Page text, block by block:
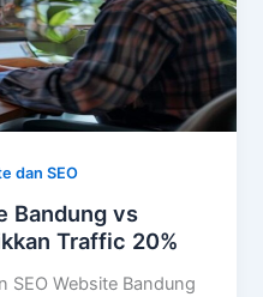
dan SEO
Bandung vs
Traffic 20%
SEO Website Bandung